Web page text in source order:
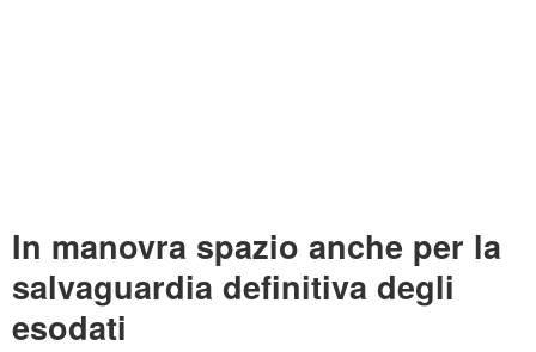
In manovra spazio anche per la
salvaguardia definitiva degli
esodati